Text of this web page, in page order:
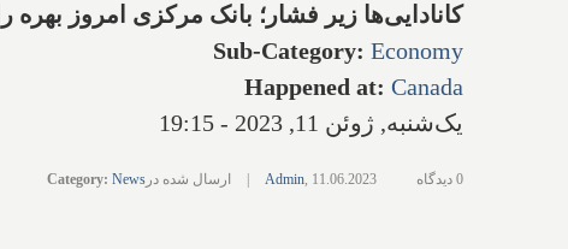
کانادایی‌ها زیر فشار؛ بانک مرکزی امروز بهره را ۰.۲۵% دیگر هم بالا برد تا نرخ بهره از تورم هم بیشتر شود
Sub-Category: Economy
Happened at: Canada
یک‌شنبه, ژوئن 11, 2023 - 19:15
Admin, 11.06.2023 ارسال شده در Category: News 0 دیدگاه